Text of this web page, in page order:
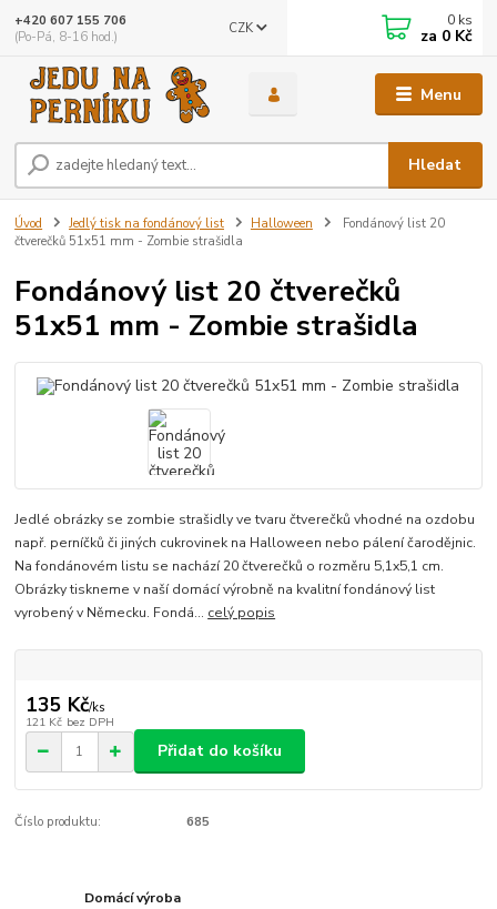
Menu
CZK
Hledat
+420 607 155 706
(Po-Pá, 8-16 hod.)
0 ks
za 0 Kč
Úvod Jedlý tisk na fondánový list Halloween
Fondánový list 20
čtverečků 51x51 mm - Zombie strašidla
Fondánový list 20 čtverečků
51x51 mm - Zombie strašidla
Jedlé obrázky se zombie strašidly ve tvaru čtverečků vhodné na ozdobu
např. perníčků či jiných cukrovinek na Halloween nebo pálení čarodějnic.
Na fondánovém listu se nachází 20 čtverečků o rozměru 5,1x5,1 cm.
Obrázky tiskneme v naší domácí výrobně na kvalitní fondánový list
vyrobený v Německu. Fondá... celý popis
135 Kč/ks
121 Kč bez DPH
Přidat do košíku
Číslo produktu: 685
Domácí výroba